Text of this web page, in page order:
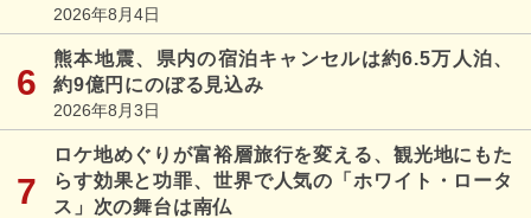
2026年8月4日
熊本地震、県内の宿泊キャンセルは約6.5万人泊、
約9億円にのぼる見込み
2026年8月3日
ロケ地めぐりが富裕層旅行を変える、観光地にもた
らす効果と功罪、世界で人気の「ホワイト・ロータ
ス」次の舞台は南仏